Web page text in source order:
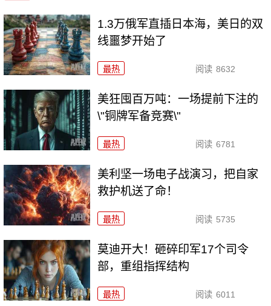
1.3万俄军直插日本海，美日的双
线噩梦开始了
最热 阅读 8632
美狂囤百万吨：一场提前下注的
\"铜牌军备竞赛\"
最热 阅读 6781
美利坚一场电子战演习，把自家
救护机送了命！
最热 阅读 5735
莫迪开大！砸碎印军17个司令
部，重组指挥结构
最热 阅读 6011